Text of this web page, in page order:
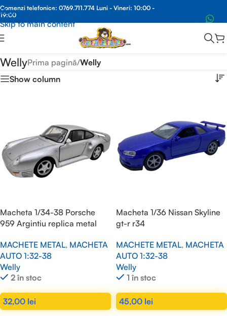
Skip to navigation
Skip to main content
Comenzi telefonice: 0769.711.774 Luni - Vineri: 10:00 -
19:00
Whatsapp
WellyPrima pagină/Welly
Show column
Macheta 1/34-38 Porsche
959 Argintiu replica metal
MACHETE METAL, MACHETA
AUTO 1:32-38
Welly
2 în stoc
32,00 lei
Macheta 1/36 Nissan Skyline
gt-r r34
MACHETE METAL, MACHETA
AUTO 1:32-38
Welly
1 în stoc
45,00 lei